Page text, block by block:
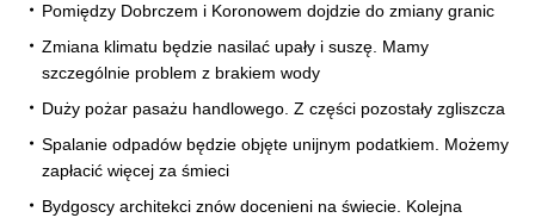
Pomiędzy Dobrczem i Koronowem dojdzie do zmiany granic
Zmiana klimatu będzie nasilać upały i suszę. Mamy
szczególnie problem z brakiem wody
Duży pożar pasażu handlowego. Z części pozostały zgliszcza
Spalanie odpadów będzie objęte unijnym podatkiem. Możemy
zapłacić więcej za śmieci
Bydgoscy architekci znów docenieni na świecie. Kolejna